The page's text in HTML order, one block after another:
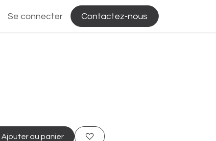
Se connecter Contactez-nous
Ajouter au panier